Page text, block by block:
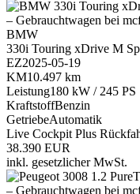
BMW
330i Touring xDrive M
EZ2025-05-19
KM10.497 km
Leistung180 kW / 245 PS
KraftstoffBenzin
GetriebeAutomatik
Live Cockpit Plus
38.390 EUR
inkl. gesetzlicher MwSt.